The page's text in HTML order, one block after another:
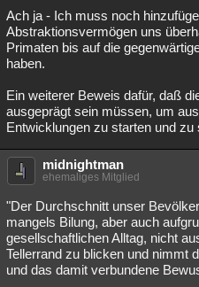
Ach ja - Ich muss noch
Abstraktionsvermögen uns
Primaten bis auf die
haben.
Ein weiterer Beweis dafür, daß
ausgeprägt sein müssen, um
Entwicklungen zu starten und zu
midnightman
ehemaliges Mitglied
"Der Durchschnitt unser
mangels Bilung, aber auch
gesellschaftlichen Alltag, nicht
Tellerrand zu blicken und nimmt
und das damit verbundene